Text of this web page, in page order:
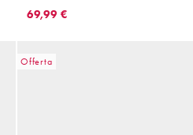
69,99 €
Offerta